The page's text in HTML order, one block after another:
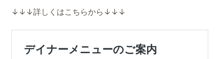
↓↓↓詳しくはこちらから↓↓↓